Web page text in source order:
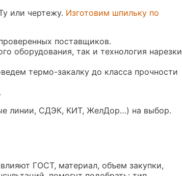
или чертежу. Изготовим шпильку по
поставщиков.
оборудования, так и технология нарезки
термо-закалку до класса прочности
линии, СДЭК, КИТ, ЖелДор…) на выбор.
ГОСТ, материал, объем закупки,